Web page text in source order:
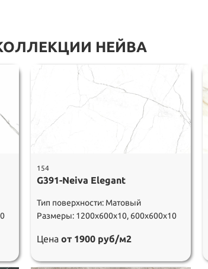
НЕЙВА
154
G391-Neiva Elegant
Тип поверхности: Матовый
Размеры: 1200х600х10, 600х600х10
Цена от 1900 руб/м2